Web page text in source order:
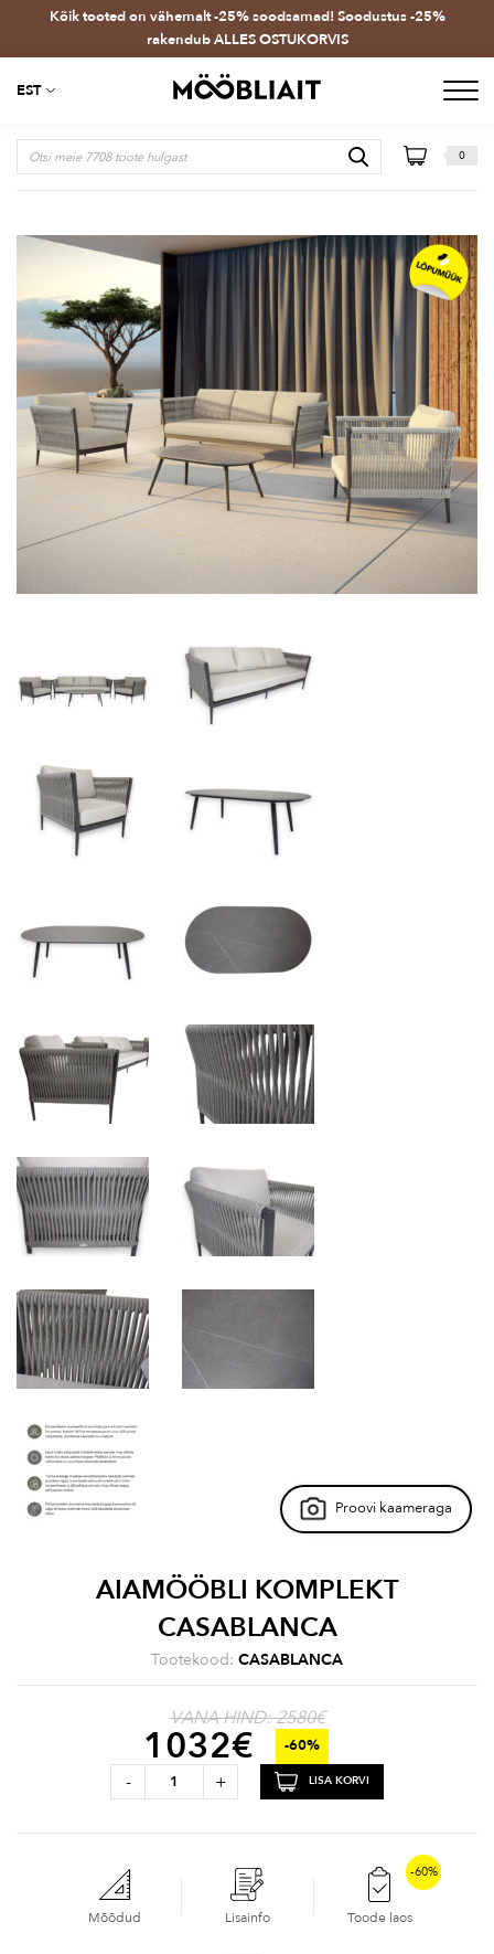
Kõik tooted on vähemalt -25% soodsamad! Soodustus -25%
rakendub ALLES OSTUKORVIS
EST
0
Proovi kaameraga
AIAMÖÖBLI KOMPLEKT
CASABLANCA
Tootekood: CASABLANCA
VANA HIND: 2580€
1032€ -60%
- + LISA KORVI
Mõõdud Lisainfo
-60%
Toode laos